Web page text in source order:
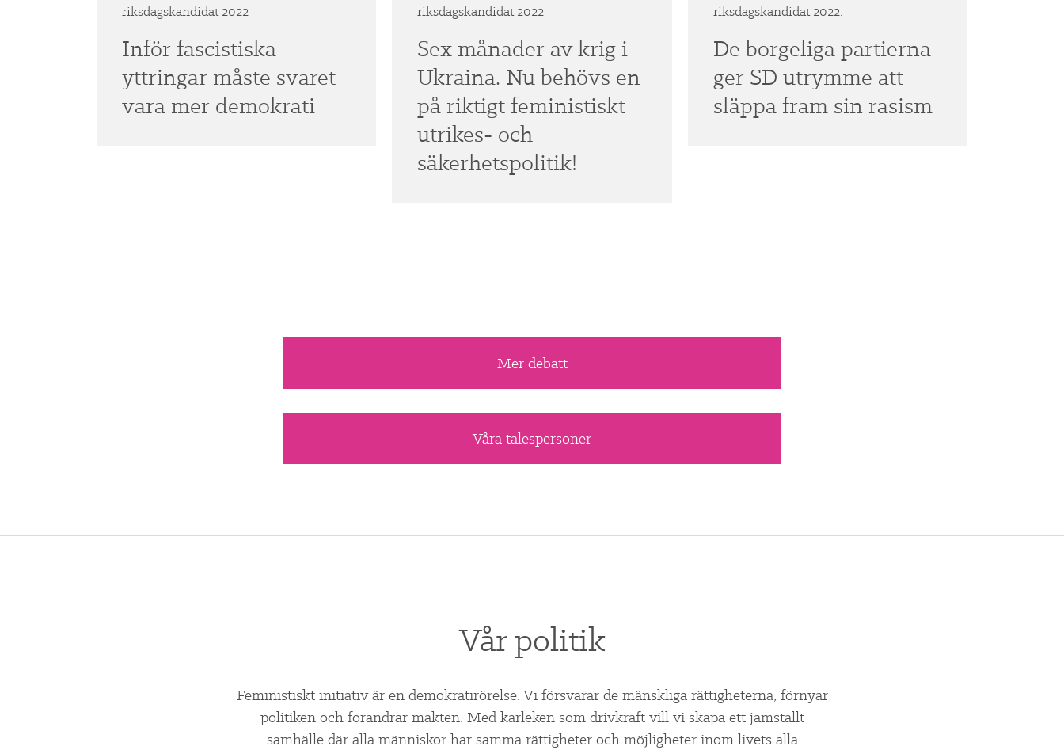
riksdagskandidat 2022
Inför fascistiska
yttringar måste svaret
vara mer demokrati
riksdagskandidat 2022
Sex månader av krig i
Ukraina. Nu behövs en
på riktigt feministiskt
utrikes- och
säkerhetspolitik!
riksdagskandidat 2022.
De borgeliga partierna
ger SD utrymme att
släppa fram sin rasism
Mer debatt
Våra talespersoner
Vår politik
Feministiskt initiativ är en demokratirörelse. Vi försvarar de mänskliga rättigheterna, förnyar
politiken och förändrar makten. Med kärleken som drivkraft vill vi skapa ett jämställt
samhälle där alla människor har samma rättigheter och möjligheter inom livets alla